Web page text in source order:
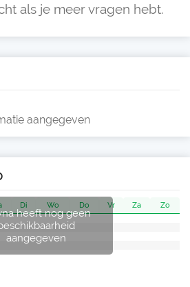
als je meer vragen hebt.
aangegeven
heeft nog geen
aangegeven
Di Wo Do Vr Za
Zo